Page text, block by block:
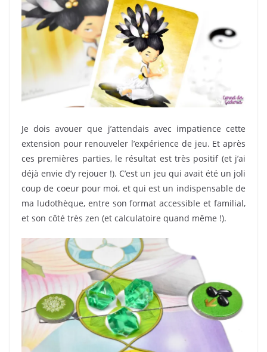
Je dois avouer que j’attendais avec impatience cette
extension pour renouveler l’expérience de jeu. Et après
ces premières parties, le résultat est très positif (et j’ai
déjà envie d’y rejouer !). C’est un jeu qui avait été un joli
coup de coeur pour moi, et qui est un indispensable de
ma ludothèque, entre son format accessible et familial,
et son côté très zen (et calculatoire quand même !).